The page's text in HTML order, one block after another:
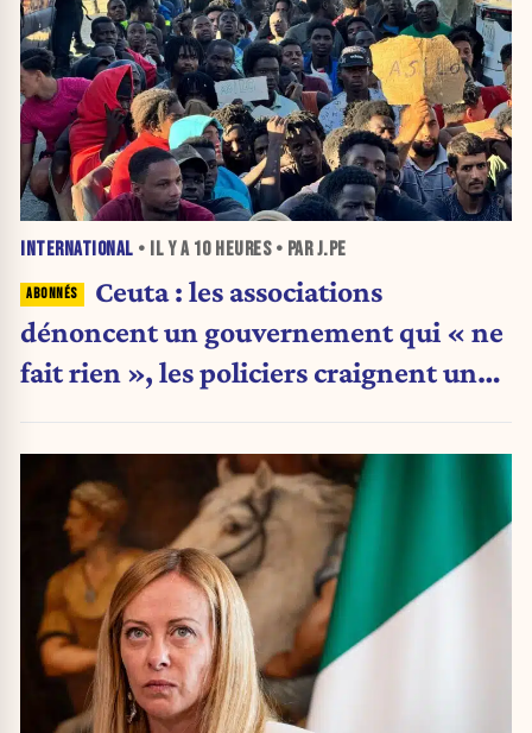
INTERNATIONAL • IL Y A 10 HEURES• PAR J.PE
Ceuta : les associations
dénoncent un gouvernement qui « ne
fait rien », les policiers craignent une